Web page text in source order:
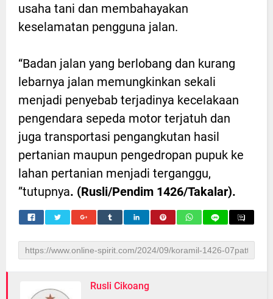
usaha tani dan membahayakan
keselamatan pengguna jalan.
“Badan jalan yang berlobang dan kurang
lebarnya jalan memungkinkan sekali
menjadi penyebab terjadinya kecelakaan
pengendara sepeda motor terjatuh dan
juga transportasi pengangkutan hasil
pertanian maupun pengedropan pupuk ke
lahan pertanian menjadi terganggu,
”tutupnya. (Rusli/Pendim 1426/Takalar).
Rusli Cikoang